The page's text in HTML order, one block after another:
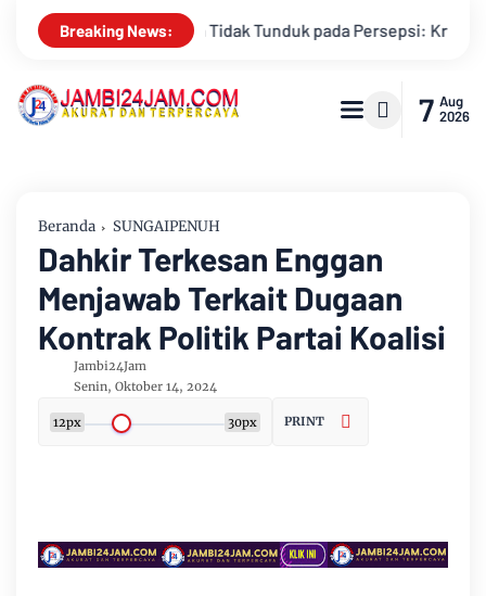
Breaking News:
Persepsi: Kritik Terhadap Monopoli Kebenaran oleh Media
7 Aug
2026
Beranda SUNGAIPENUH
Dahkir Terkesan Enggan
Menjawab Terkait Dugaan
Kontrak Politik Partai Koalisi
Jambi24Jam
Senin, Oktober 14, 2024
12px 30px PRINT